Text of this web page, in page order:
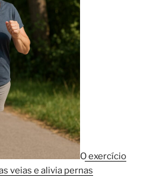
O exercício
veias e alivia pernas